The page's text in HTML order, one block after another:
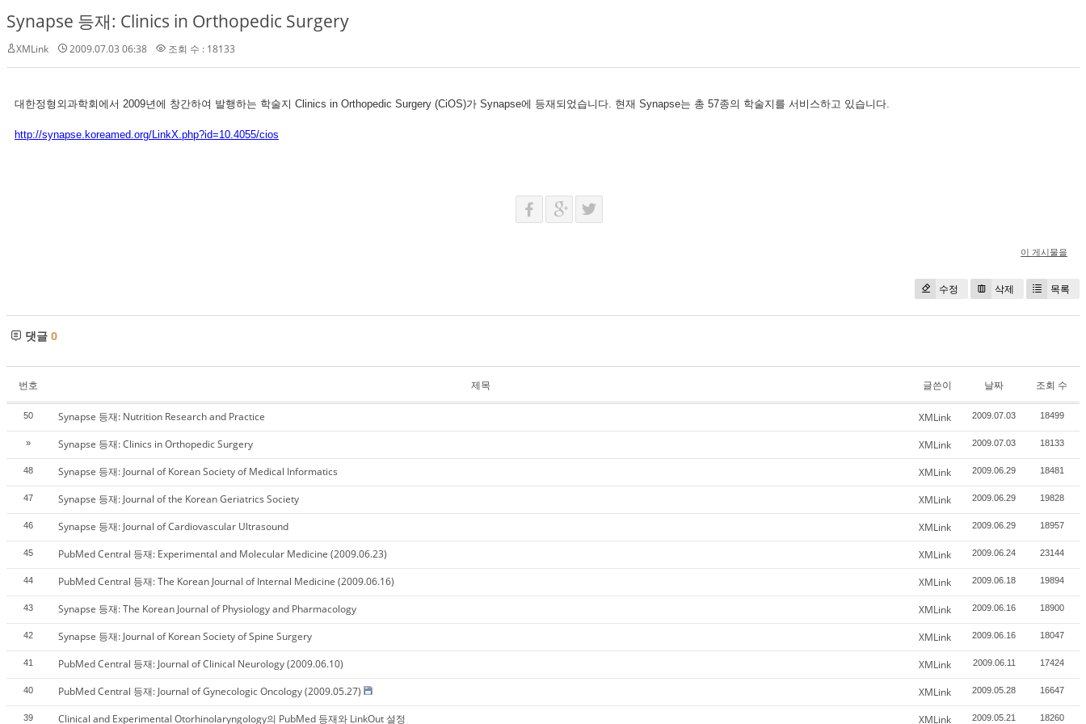
Synapse 등재: Clinics in Orthopedic Surgery
XMLink 2009.07.03 06:38 조회 수 : 18133
대한정형외과학회에서 2009년에 창간하여 발행하는 학술지 Clinics in Orthopedic Surgery (CiOS)가 Synapse에 등재되었습니다. 현재 Synapse는 총 57종의 학술지를 서비스하고 있습니다.
http://synapse.koreamed.org/LinkX.php?id=10.4055/cios
이 게시물을
수정 삭제 목록
댓글 0
번호 제목 글쓴이 날짜 조회 수
50 Synapse 등재: Nutrition Research and Practice XMLink 2009.07.03 18499
» Synapse 등재: Clinics in Orthopedic Surgery XMLink 2009.07.03 18133
48 Synapse 등재: Journal of Korean Society of Medical Informatics XMLink 2009.06.29 18481
47 Synapse 등재: Journal of the Korean Geriatrics Society XMLink 2009.06.29 19828
46 Synapse 등재: Journal of Cardiovascular Ultrasound XMLink 2009.06.29 18957
45 PubMed Central 등재: Experimental and Molecular Medicine (2009.06.23) XMLink 2009.06.24 23144
44 PubMed Central 등재: The Korean Journal of Internal Medicine (2009.06.16) XMLink 2009.06.18 19894
43 Synapse 등재: The Korean Journal of Physiology and Pharmacology XMLink 2009.06.16 18900
42 Synapse 등재: Journal of Korean Society of Spine Surgery XMLink 2009.06.16 18047
41 PubMed Central 등재: Journal of Clinical Neurology (2009.06.10) XMLink 2009.06.11 17424
40 PubMed Central 등재: Journal of Gynecologic Oncology (2009.05.27) XMLink 2009.05.28 16647
39 Clinical and Experimental Otorhinolaryngology의 PubMed 등재와 LinkOut 설정 XMLink 2009.05.21 18260